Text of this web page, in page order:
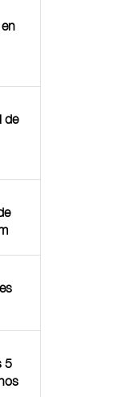
de
5